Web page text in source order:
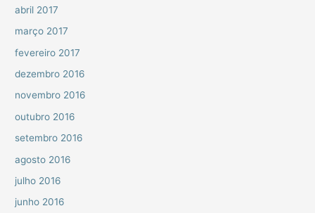
abril 2017
março 2017
fevereiro 2017
dezembro 2016
novembro 2016
outubro 2016
setembro 2016
agosto 2016
julho 2016
junho 2016